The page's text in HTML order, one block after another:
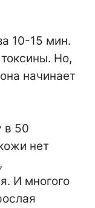
10-15 мин.
Но,
начинает
в 50
нет
И многого